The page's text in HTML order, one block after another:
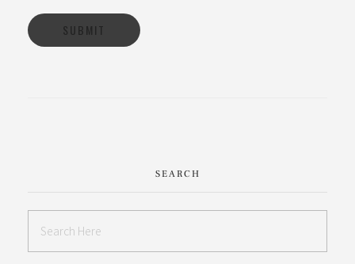
SEARCH